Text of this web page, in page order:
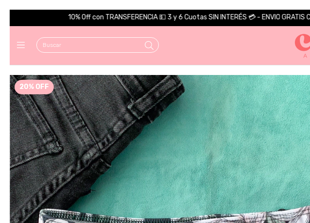
TRANSFERENCIA 💵 3 y 6 Cuotas SIN INTERÉS 💳 - ENVIO GRATIS COMPRAS MAYORES A $100.000
20% OFF